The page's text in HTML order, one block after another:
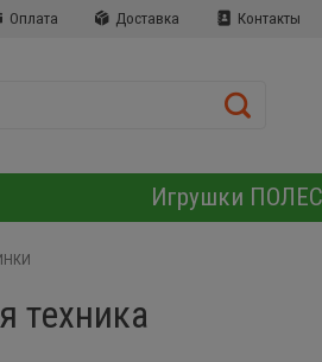
Оплата Доставка Контакты
Игрушки
техника